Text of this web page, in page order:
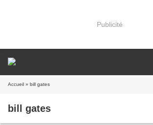
Publicité
Accueil » bill gates
bill gates